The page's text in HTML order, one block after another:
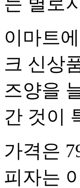
이마트
크 신상
즈양을
간 것이
가격은
피자는